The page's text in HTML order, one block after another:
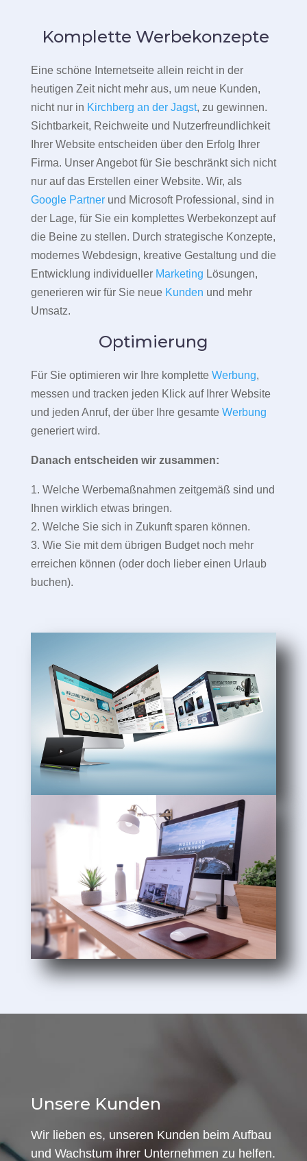
Komplette Werbekonzepte
Eine schöne Internetseite allein reicht in der
heutigen Zeit nicht mehr aus, um neue Kunden,
nicht nur in Kirchberg an der Jagst, zu gewinnen.
Sichtbarkeit, Reichweite und Nutzerfreundlichkeit
Ihrer Website entscheiden über den Erfolg Ihrer
Firma. Unser Angebot für Sie beschränkt sich nicht
nur auf das Erstellen einer Website. Wir, als
Google Partnerund Microsoft Professional, sind in
der Lage, für Sie ein komplettes Werbekonzept auf
die Beine zu stellen. Durch strategische Konzepte,
modernes Webdesign, kreative Gestaltung und die
Entwicklung individueller Marketing Lösungen,
generieren wir für Sie neue Kunden und mehr
Umsatz.
Optimierung
Für Sie optimieren wir Ihre komplette Werbung,
messen und tracken jeden Klick auf Ihrer Website
und jeden Anruf, der über Ihre gesamte Werbung
generiert wird.
Danach entscheiden wir zusammen:
1. Welche Werbemaßnahmen zeitgemäß sind und
Ihnen wirklich etwas bringen.
2. Welche Sie sich in Zukunft sparen können.
3. Wie Sie mit dem übrigen Budget noch mehr
erreichen können (oder doch lieber einen Urlaub
buchen).
Unsere Kunden
Wir lieben es, unseren Kunden beim Aufbau
und Wachstum ihrer Unternehmen zu helfen.